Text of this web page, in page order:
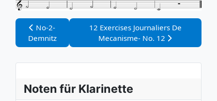
Vorheriger Beitrag: No-2-Demnitz
No-2-
Demnitz
Nächster Beitrag: 12 Exercises
12 Exercises Journaliers De
Mecanisme- No. 12
Noten für Klarinette